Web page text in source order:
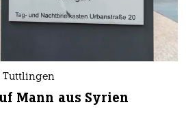
Tuttlingen
Mann aus Syrien